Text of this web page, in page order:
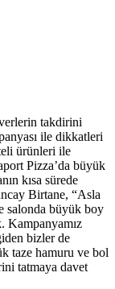
takdirini
ile dikkatleri
ürünleri ile
Pizza’da büyük
kısa sürede
Birtane, “Asla
salonda büyük boy
Kampanyamız
bizler de
taze hamuru ve bol
tatmaya davet